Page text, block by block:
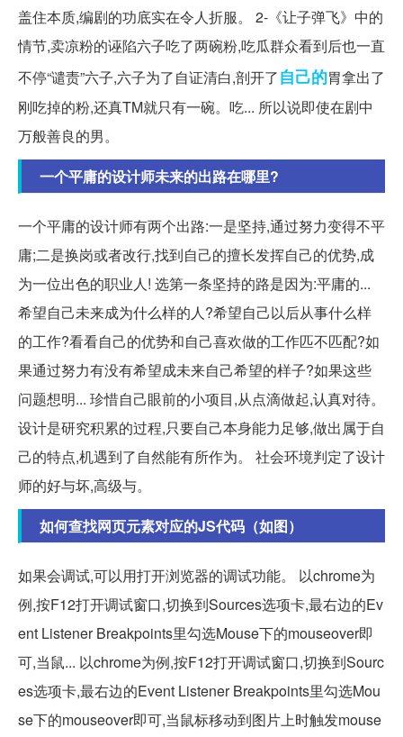
盖住本质,编剧的功底实在令人折服。 2-《让子弹飞》中的
情节,卖凉粉的诬陷六子吃了两碗粉,吃瓜群众看到后也一直
不停“谴责”六子,六子为了自证清白,剖开了自己的胃拿出了
刚吃掉的粉,还真TM就只有一碗。吃... 所以说即使在剧中
万般善良的男。
一个平庸的设计师未来的出路在哪里?
一个平庸的设计师有两个出路:一是坚持,通过努力变得不平
庸;二是换岗或者改行,找到自己的擅长发挥自己的优势,成
为一位出色的职业人! 选第一条坚持的路是因为:平庸的...
希望自己未来成为什么样的人?希望自己以后从事什么样
的工作?看看自己的优势和自己喜欢做的工作匹不匹配?如
果通过努力有没有希望成未来自己希望的样子?如果这些
问题想明... 珍惜自己眼前的小项目,从点滴做起,认真对待。
设计是研究积累的过程,只要自己本身能力足够,做出属于自
己的特点,机遇到了自然能有所作为。 社会环境判定了设计
师的好与坏,高级与。
如何查找网页元素对应的JS代码（如图）
如果会调试,可以用打开浏览器的调试功能。 以chrome为
例,按F12打开调试窗口,切换到Sources选项卡,最右边的Ev
ent Listener Breakpoints里勾选Mouse下的mouseover即
可,当鼠... 以chrome为例,按F12打开调试窗口,切换到Sourc
es选项卡,最右边的Event Listener Breakpoints里勾选Mou
se下的mouseover即可,当鼠标移动到图片上时触发mouse